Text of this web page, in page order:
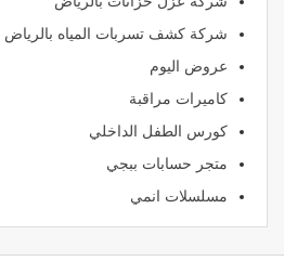
شركة كشف تسربات المياه
عروض اليوم
كاميرات مراقبة
كورس الطفل الداخلي
متجر حسابات ببجي
مسلسلات انمي